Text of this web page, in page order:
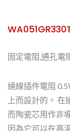
固定電阻,通孔電
繞線插件電阻
上而設計的。
而陶瓷芯用作非
因為它可以在高